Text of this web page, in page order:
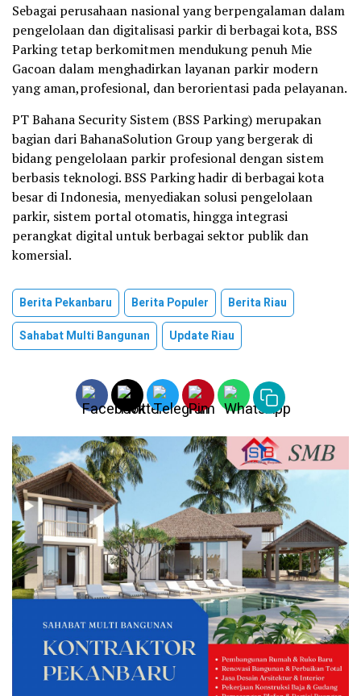
Sebagai perusahaan nasional yang berpengalaman dalam
pengelolaan dan digitalisasi parkir di berbagai kota, BSS
Parking tetap berkomitmen mendukung penuh Mie
Gacoan dalam menghadirkan layanan parkir modern
yang aman,profesional, dan berorientasi pada pelayanan.
PT Bahana Security Sistem (BSS Parking) merupakan
bagian dari BahanaSolution Group yang bergerak di
bidang pengelolaan parkir profesional dengan sistem
berbasis teknologi. BSS Parking hadir di berbagai kota
besar di Indonesia, menyediakan solusi pengelolaan
parkir, sistem portal otomatis, hingga integrasi
perangkat digital untuk berbagai sektor publik dan
komersial.
Berita Pekanbaru Berita Populer
Berita Riau
Sahabat Multi Bangunan
Update Riau